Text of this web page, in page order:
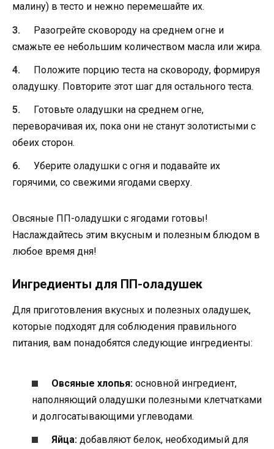
малину) в тесто и нежно перемешайте их.
Разогрейте сковороду на среднем огне и
смажьте ее небольшим количеством масла или жира.
Положите порцию теста на сковороду, формируя
оладушку. Повторите этот шаг для остального теста.
Готовьте оладушки на среднем огне,
переворачивая их, пока они не станут золотистыми с
обеих сторон.
Уберите оладушки с огня и подавайте их
горячими, со свежими ягодами сверху.
Овсяные ПП-оладушки с ягодами готовы!
Наслаждайтесь этим вкусным и полезным блюдом в
любое время дня!
Ингредиенты для ПП-оладушек
Для приготовления вкусных и полезных оладушек,
которые подходят для соблюдения правильного
питания, вам понадобятся следующие ингредиенты:
Овсяные хлопья: основной ингредиент,
наполняющий оладушки полезными клетчатками
и долгосатывающими углеводами.
Яйца: добавляют белок, необходимый для